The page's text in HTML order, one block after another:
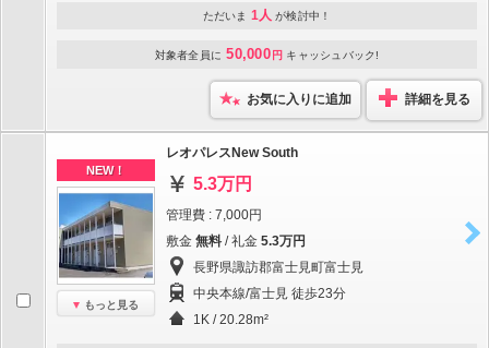
ただいま 1人 が検討中！
対象者全員に 50,000 円 キャッシュバック!
お気に入りに追加 詳細を見る
NEW！
もっと見る
レオパレスNew South
5.3万円
管理費 : 7,000円
敷金 無料 / 礼金 5.3万円
長野県諏訪郡富士見町富士見
中央本線/富士見 徒歩23分
1K / 20.28m²